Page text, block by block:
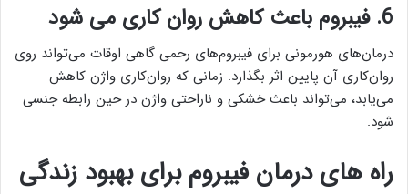
6. فیبروم باعث کاهش روان کاری می شود
درمان‌های هورمونی برای فیبروم‌های رحمی گاهی اوقات می‌تواند روی
روان‌کاری آن پایین اثر بگذارد. زمانی که روان‌کاری واژن کاهش
می‌یابد، می‌تواند باعث خشکی و ناراحتی واژن در حین رابطه جنسی
شود.
راه های درمان فیبروم برای بهبود زندگی